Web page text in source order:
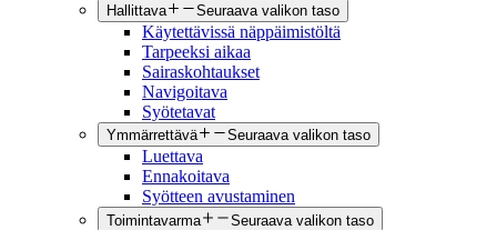
Hallittava Seuraava valikon taso
Käytettävissä näppäimistöltä
Tarpeeksi aikaa
Sairaskohtaukset
Navigoitava
Syötetavat
Ymmärrettävä Seuraava valikon taso
Luettava
Ennakoitava
Syötteen avustaminen
Toimintavarma Seuraava valikon taso